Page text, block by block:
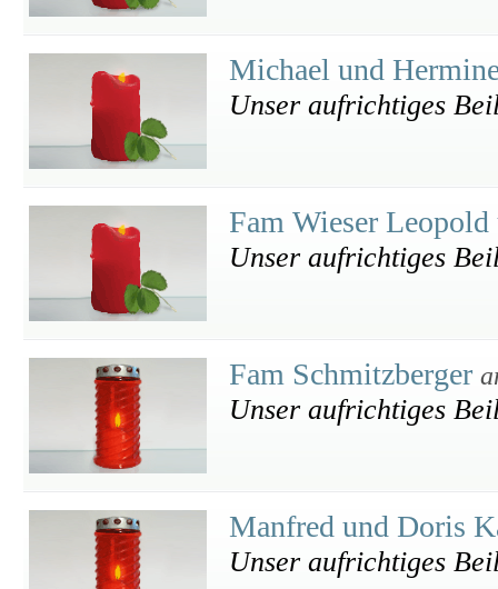
Michael und
Unser aufrichtiges
Fam Wieser
Unser aufrichtiges
Fam Schmitzberger
Unser aufrichtiges
Manfred und Doris
Unser aufrichtiges